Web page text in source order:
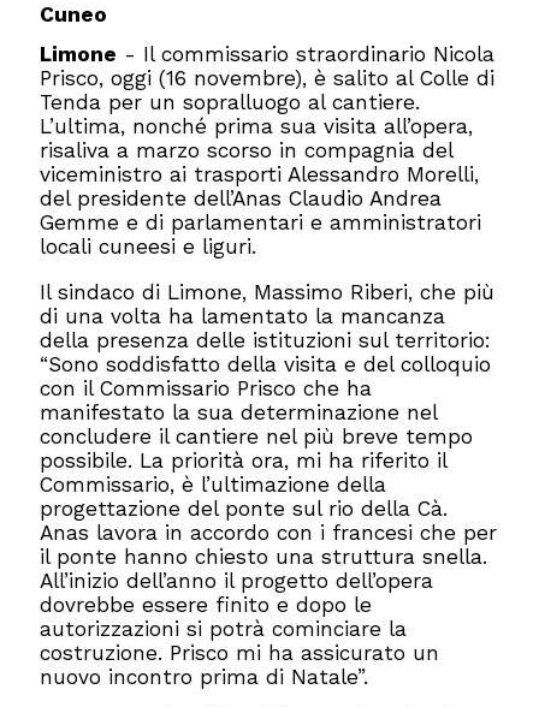
Cuneo
Limone - Il commissario straordinario Nicola
Prisco, oggi (16 novembre), è salito al Colle di
Tenda per un sopralluogo al cantiere.
L’ultima, nonché prima sua visita all’opera,
risaliva a marzo scorso in compagnia del
viceministro ai trasporti Alessandro Morelli,
del presidente dell’Anas Claudio Andrea
Gemme e di parlamentari e amministratori
locali cuneesi e liguri.
Il sindaco di Limone, Massimo Riberi, che più
di una volta ha lamentato la mancanza
della presenza delle istituzioni sul territorio:
“Sono soddisfatto della visita e del colloquio
con il Commissario Prisco che ha
manifestato la sua determinazione nel
concludere il cantiere nel più breve tempo
possibile. La priorità ora, mi ha riferito il
Commissario, è l’ultimazione della
progettazione del ponte sul rio della Cà.
Anas lavora in accordo con i francesi che per
il ponte hanno chiesto una struttura snella.
All’inizio dell’anno il progetto dell’opera
dovrebbe essere finito e dopo le
autorizzazioni si potrà cominciare la
costruzione. Prisco mi ha assicurato un
nuovo incontro prima di Natale”.